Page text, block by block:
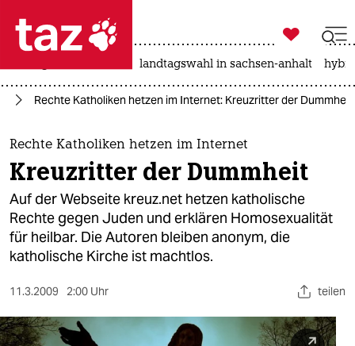
 taz zahl ich
taz zahl ich
themen
politik
öko
gesellschaft
kultur
sport

taz zahl ich
landtagswahl in sachsen-anhalt
Rechte Katholiken hetzen im Internet: Kreuzritter der Dummheit
Rechte Katholiken hetzen im Internet
Kreuzritter der Dummheit
Auf der Webseite kreuz.net hetzen katholische
Rechte gegen Juden und erklären Homosexualität
für heilbar. Die Autoren bleiben anonym, die
katholische Kirche ist machtlos.
11.3.2009 2:00 Uhr teilen